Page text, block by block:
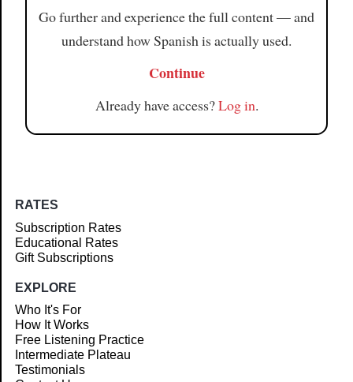
Go further and experience the full content — and
understand how Spanish is actually used.
Continue
Already have access?Log in.
RATES
Subscription Rates
Educational Rates
Gift Subscriptions
EXPLORE
Who It's For
How It Works
Free Listening Practice
Intermediate Plateau
Testimonials